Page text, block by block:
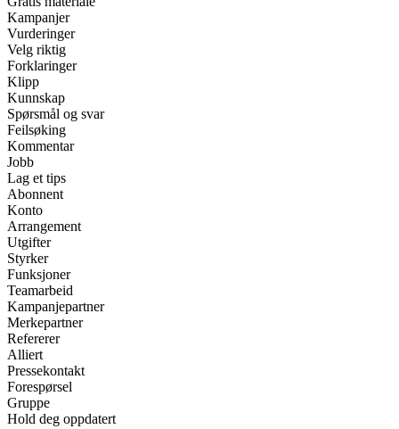
Kampanjer
Vurderinger
Velg riktig
Forklaringer
Klipp
Kunnskap
Spørsmål og svar
Feilsøking
Kommentar
Jobb
Lag et tips
Abonnent
Konto
Arrangement
Utgifter
Styrker
Funksjoner
Teamarbeid
Kampanjepartner
Merkepartner
Refererer
Alliert
Pressekontakt
Forespørsel
Gruppe
Hold deg oppdatert